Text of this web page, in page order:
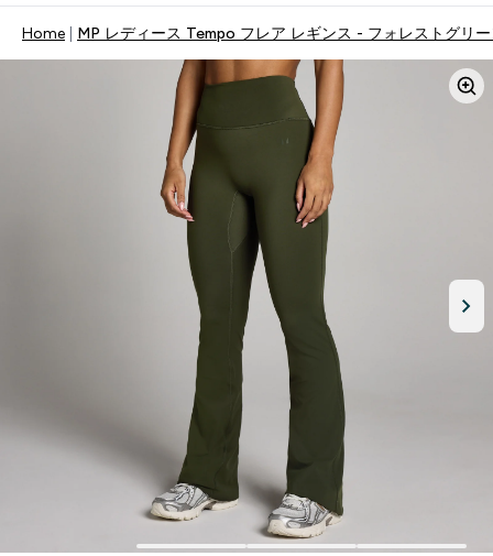
Home MP レディース Tempo フレア レギンス - フォレストグリ